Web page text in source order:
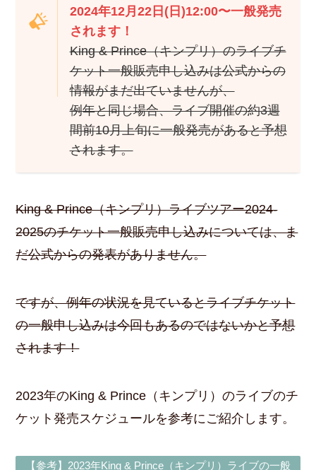
2024年12月22日(日)12:00〜一般発売
されます！
King & Prince（キンプリ）のライブチ
ケット一般販売申し込みは公式からの
情報がまだ出ていませんが、
例年と同じ場合、ライブ開催の約3週
間前10月上旬に一般発売があると予想
されます。
King & Prince（キンプリ）ライブツアー2024-
2025のチケット一般販売申し込みについては、ま
だ公式からの発表がありません。
ですが、例年の状況を見ているとライブチケット
の一般申し込みは今回もあるのではないかと予想
されます！
2023年のKing & Prince（キンプリ）のライブのチ
ケット発売スケジュールを参考にご紹介します。
【参考】2023年King & Prince（キンプリ）ライブの一般